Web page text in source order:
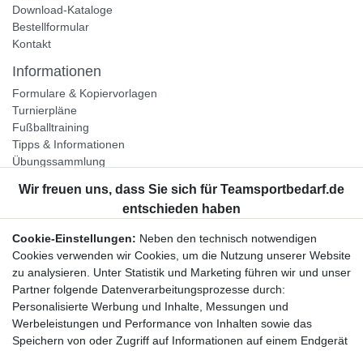
Download-Kataloge
Bestellformular
Kontakt
Informationen
Formulare & Kopiervorlagen
Turnierpläne
Fußballtraining
Tipps & Informationen
Übungssammlung
Unternehmen
Widerrufsrecht
Bestellung widerrufen
Datenschutzerklärung
AGB
Impressum
Cookie-Einstellungen: Neben den technisch notwendigen
Cookies verwenden wir Cookies, um die Nutzung unserer Website
zu analysieren. Unter Statistik und Marketing führen wir und unser
Partner folgende Datenverarbeitungsprozesse durch:
Personalisierte Werbung und Inhalte, Messungen und
Werbeleistungen und Performance von Inhalten sowie das
Speichern von oder Zugriff auf Informationen auf einem Endgerät